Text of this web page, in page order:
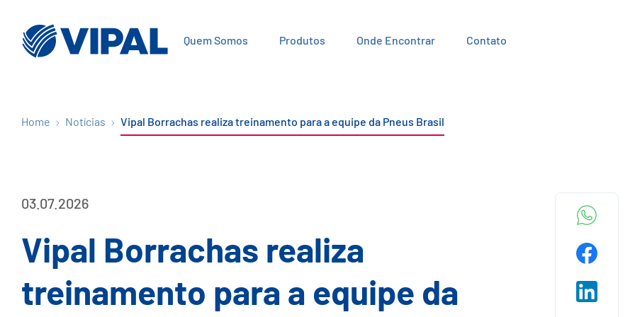
Quem Somos Produtos Onde Encontrar Contato
Home Notícias Vipal Borrachas realiza treinamento para a equipe da Pneus Brasil
03.07.2026
Vipal Borrachas realiza
treinamento para a equipe da